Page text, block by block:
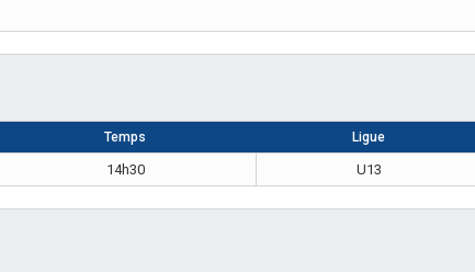
Temps Ligue
14h30 U13